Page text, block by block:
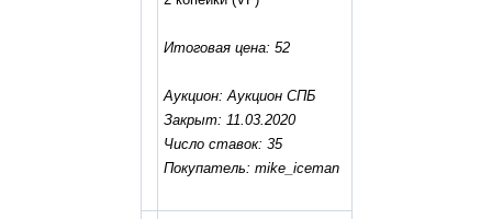
Итоговая цена: 52
Аукцион: Аукцион СПБ
Закрыт: 11.03.2020
Число ставок: 35
Покупатель: mike_iceman